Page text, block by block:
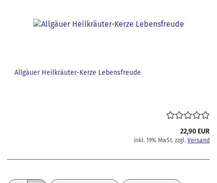
Allgäuer Heilkräuter-Kerze Lebensfreude
22,90 EUR
inkl. 19% MwSt. zzgl. Versand